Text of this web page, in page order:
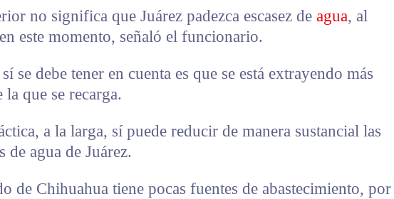
no significa que Juárez padezca escasez de agua, al
este momento, señaló el funcionario.
se debe tener en cuenta es que se está extrayendo más
la que se recarga.
a la larga, sí puede reducir de manera sustancial las
de agua de Juárez.
de Chihuahua tiene pocas fuentes de abastecimiento, por